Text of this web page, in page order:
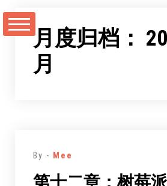
至
月度归档：
月
By - Mee
第十二章：树莓